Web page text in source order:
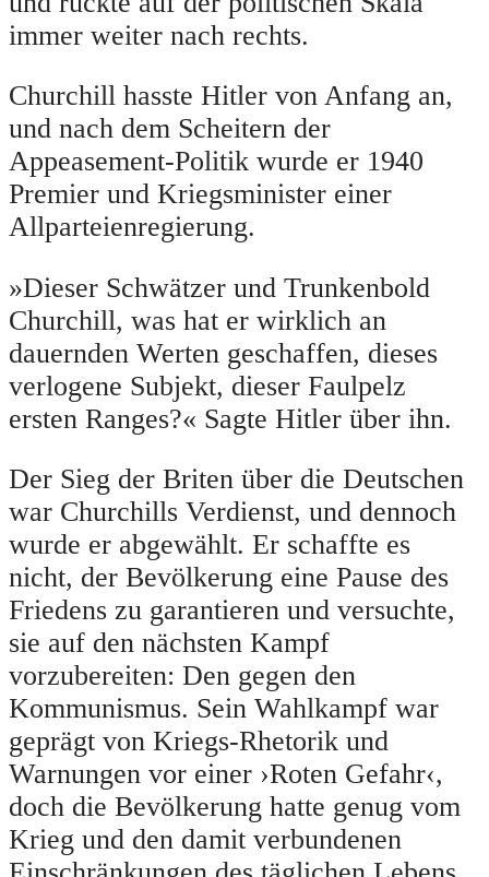
immer weiter nach rechts.
Churchill hasste Hitler von Anfang an,
und nach dem Scheitern der
Appeasement-Politik wurde er 1940
Premier und Kriegsminister einer
Allparteienregierung.
»Dieser Schwätzer und Trunkenbold
Churchill, was hat er wirklich an
dauernden Werten geschaffen, dieses
verlogene Subjekt, dieser Faulpelz
ersten Ranges?« Sagte Hitler über ihn.
Der Sieg der Briten über die Deutschen
war Churchills Verdienst, und dennoch
wurde er abgewählt. Er schaffte es
nicht, der Bevölkerung eine Pause des
Friedens zu garantieren und versuchte,
sie auf den nächsten Kampf
vorzubereiten: Den gegen den
Kommunismus. Sein Wahlkampf war
geprägt von Kriegs-Rhetorik und
Warnungen vor einer ›Roten Gefahr‹,
doch die Bevölkerung hatte genug vom
Krieg und den damit verbundenen